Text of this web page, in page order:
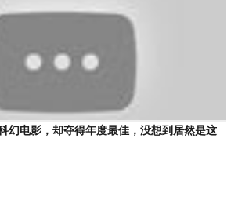
幻电影，却夺得年度最佳，没想到居然是这